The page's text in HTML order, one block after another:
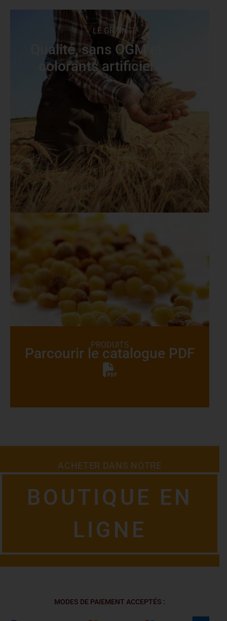
LE GRAIN
Qualité, sans OGM et
colorants artificiel
PRODUITS
Parcourir le catalogue PDF
ACHETER DANS NOTRE
BOUTIQUE EN
LIGNE
MODES DE PAIEMENT ACCEPTÉS :